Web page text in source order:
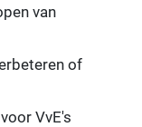
van
of
VvE's